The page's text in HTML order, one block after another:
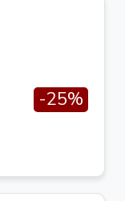
-25%